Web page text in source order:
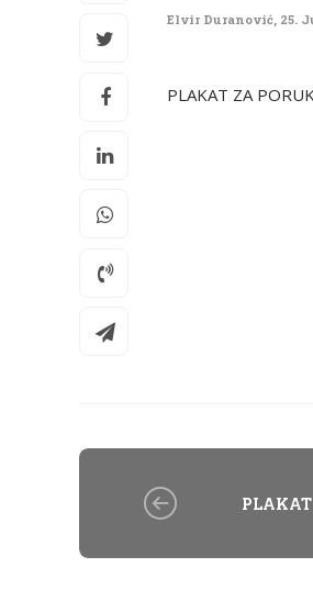
Elvir Duranović, 25.
PLAKAT ZA
PLAKAT